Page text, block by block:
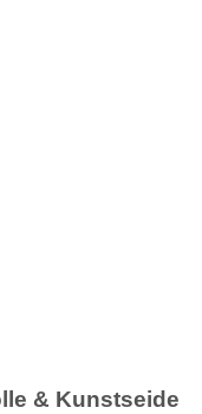
& Kunstseide